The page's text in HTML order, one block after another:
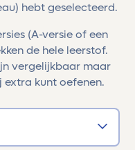
hebt geselecteerd.
(A-versie of een
de hele leerstof.
vergelijkbaar maar
kunt oefenen.